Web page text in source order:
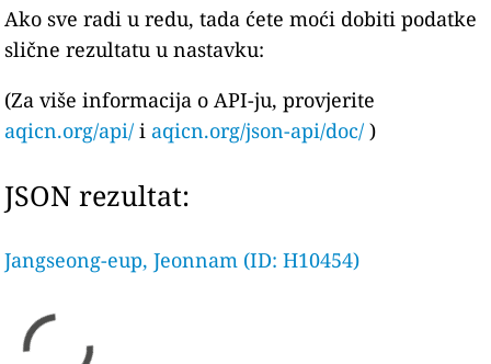
Ako sve radi u redu, tada ćete moći dobiti podatke
slične rezultatu u nastavku:
(Za više informacija o API-ju, provjerite
aqicn.org/api/ i aqicn.org/json-api/doc/ )
JSON rezultat:
Jangseong-eup, Jeonnam (ID: H10454)